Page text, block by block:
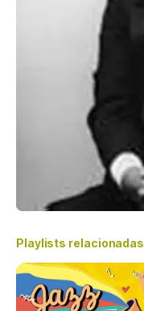
Playlists relacionadas